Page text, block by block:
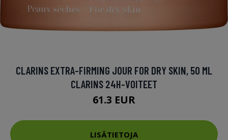
CLARINS EXTRA-FIRMING JOUR FOR DRY SKIN, 50 ML
CLARINS 24H-VOITEET
61.3 EUR
LISÄTIETOJA